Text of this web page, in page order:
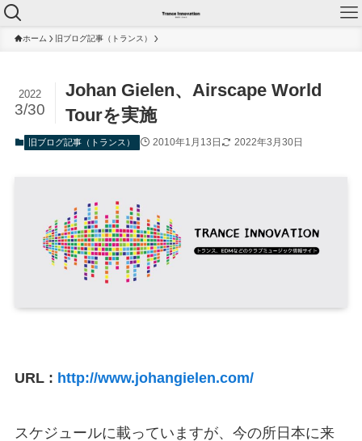
ホーム 旧ブログ記事（トランス）
Johan Gielen、Airscape World
Tourを実施
2022
3/30
旧ブログ記事（トランス） 2010年1月13日 2022年3月30日
URL : http://www.johangielen.com/
スケジュールに載っていますが、今の所日本に来